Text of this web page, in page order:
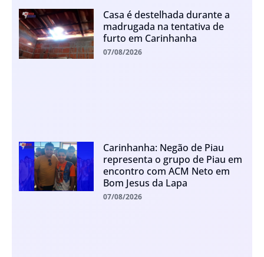
Casa é destelhada durante a
madrugada na tentativa de
furto em Carinhanha
07/08/2026
Carinhanha: Negão de Piau
representa o grupo de Piau em
encontro com ACM Neto em
Bom Jesus da Lapa
07/08/2026